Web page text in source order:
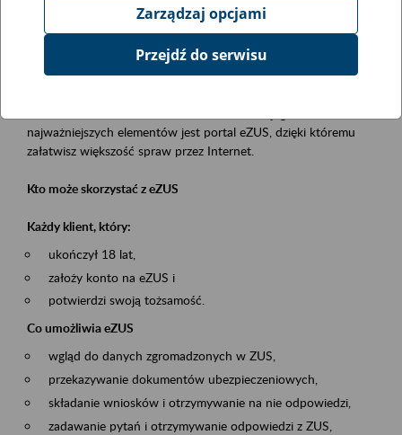
Event description
Platforma Usług Elektronicznych eZUS
najważniejszych elementów jest portal eZUS, dzięki któremu
załatwisz większość spraw przez Internet.
Kto może skorzystać z eZUS
Każdy klient, który:
ukończył 18 lat,
założy konto na eZUS i
potwierdzi swoją tożsamość.
Co umożliwia eZUS
wgląd do danych zgromadzonych w ZUS,
przekazywanie dokumentów ubezpieczeniowych,
składanie wniosków i otrzymywanie na nie odpowiedzi,
zadawanie pytań i otrzymywanie odpowiedzi z ZUS,
Zarządzaj opcjami
Przejdź do serwisu